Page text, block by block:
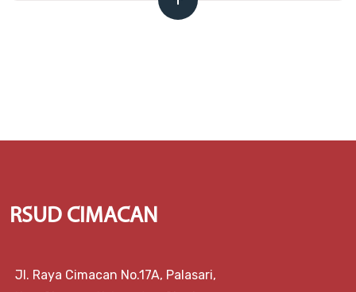
RSUD CIMACAN
Jl. Raya Cimacan No.17A, Palasari,